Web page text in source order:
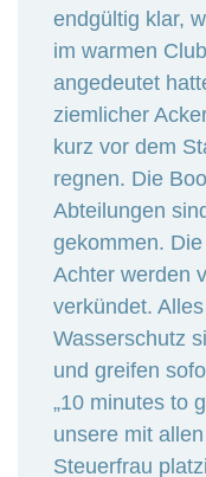
endgültig klar,
im warmen
angedeutet
ziemlicher
kurz vor dem
regnen. Die
Abteilungen
gekommen. Die
Achter werden
verkündet.
Wasserschutz
und greifen
„10 minutes to
unsere mit
Steuerfrau